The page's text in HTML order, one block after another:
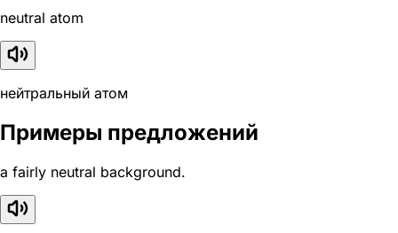
neutral atom
нейтральный атом
Примеры предложений
a fairly neutral background.